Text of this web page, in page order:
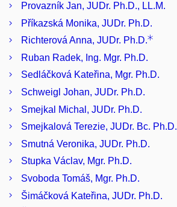
Provazník Jan, JUDr. Ph.D., LL.M.
Příkazská Monika, JUDr. Ph.D.
Richterová Anna, JUDr. Ph.D.
Ruban Radek, Ing. Mgr. Ph.D.
Sedláčková Kateřina, Mgr. Ph.D.
Schweigl Johan, JUDr. Ph.D.
Smejkal Michal, JUDr. Ph.D.
Smejkalová Terezie, JUDr. Bc. Ph.D.
Smutná Veronika, JUDr. Ph.D.
Stupka Václav, Mgr. Ph.D.
Svoboda Tomáš, Mgr. Ph.D.
Šimáčková Kateřina, JUDr. Ph.D.